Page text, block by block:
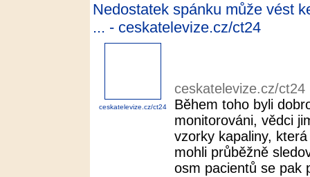
Nedostatek spánku může vést
... - ceskatelevize.cz/ct24
ceskatelevize.cz/ct24
ceskatelevize.cz/ct24
Během toho byli
monitorováni, vědci
vzorky kapaliny,
mohli průběžně
osm pacientů se pak